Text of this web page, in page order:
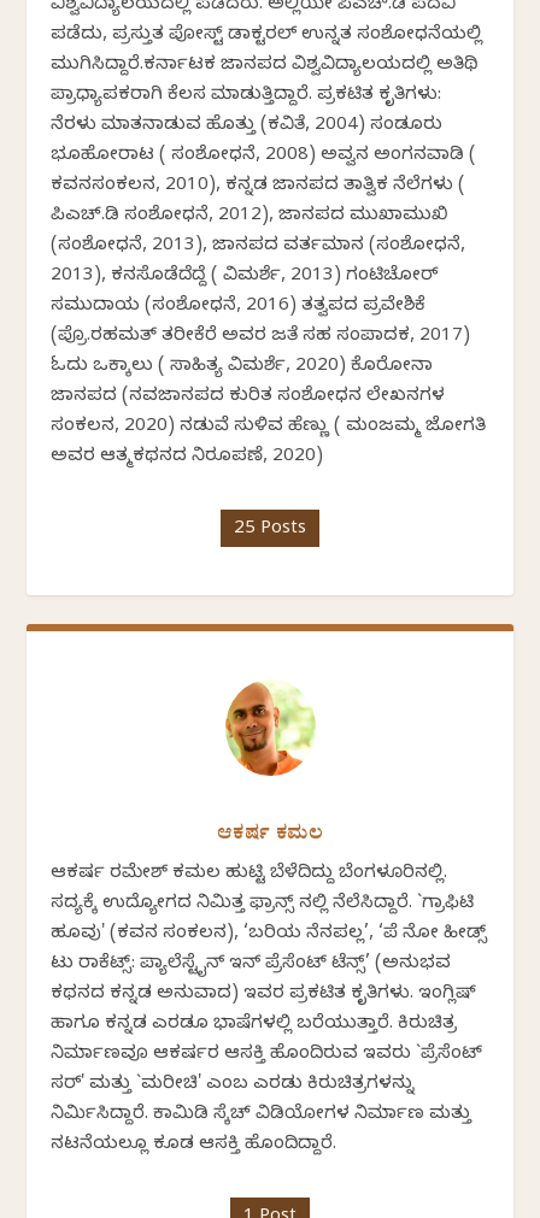
ವಿಶ್ವವಿದ್ಯಾಲಯದಲ್ಲಿ ಪಡೆದರು. ಅಲ್ಲಿಯೇ ಪಿಎಚ್.ಡಿ ಪದವಿ
ಪಡೆದು, ಪ್ರಸ್ತುತ ಪೋಸ್ಟ್ ಡಾಕ್ಟರಲ್ ಉನ್ನತ ಸಂಶೋಧನೆಯಲ್ಲಿ
ಮುಗಿಸಿದ್ದಾರೆ.ಕರ್ನಾಟಕ ಜಾನಪದ ವಿಶ್ವವಿದ್ಯಾಲಯದಲ್ಲಿ ಅತಿಥಿ
ಪ್ರಾಧ್ಯಾಪಕರಾಗಿ ಕೆಲಸ ಮಾಡುತ್ತಿದ್ದಾರೆ. ಪ್ರಕಟಿತ ಕೃತಿಗಳು:
ನೆರಳು ಮಾತನಾಡುವ ಹೊತ್ತು (ಕವಿತೆ, 2004) ಸಂಡೂರು
ಭೂಹೋರಾಟ ( ಸಂಶೋಧನೆ, 2008) ಅವ್ವನ ಅಂಗನವಾಡಿ (
ಕವನಸಂಕಲನ, 2010), ಕನ್ನಡ ಜಾನಪದ ತಾತ್ವಿಕ ನೆಲೆಗಳು (
ಪಿಎಚ್.ಡಿ ಸಂಶೋಧನೆ, 2012), ಜಾನಪದ ಮುಖಾಮುಖಿ
(ಸಂಶೋಧನೆ, 2013), ಜಾನಪದ ವರ್ತಮಾನ (ಸಂಶೋಧನೆ,
2013), ಕನಸೊಡೆದೆದ್ದೆ ( ವಿಮರ್ಶೆ, 2013) ಗಂಟಿಚೋರ್
ಸಮುದಾಯ (ಸಂಶೋಧನೆ, 2016) ತತ್ವಪದ ಪ್ರವೇಶಿಕೆ
(ಪ್ರೊ.ರಹಮತ್ ತರೀಕೆರೆ ಅವರ ಜತೆ ಸಹ ಸಂಪಾದಕ, 2017)
ಓದು ಒಕ್ಕಾಲು ( ಸಾಹಿತ್ಯ ವಿಮರ್ಶೆ, 2020) ಕೊರೋನಾ
ಜಾನಪದ (ನವಜಾನಪದ ಕುರಿತ ಸಂಶೋಧನ ಲೇಖನಗಳ
ಸಂಕಲನ, 2020) ನಡುವೆ ಸುಳಿವ ಹೆಣ್ಣು ( ಮಂಜಮ್ಮ ಜೋಗತಿ
ಅವರ ಆತ್ಮಕಥನದ ನಿರೂಪಣೆ, 2020)
25 Posts
ಆಕರ್ಷ ಕಮಲ
ಆಕರ್ಷ ರಮೇಶ್ ಕಮಲ ಹುಟ್ಟಿ ಬೆಳೆದಿದ್ದು ಬೆಂಗಳೂರಿನಲ್ಲಿ.
ಸದ್ಯಕ್ಕೆ ಉದ್ಯೋಗದ ನಿಮಿತ್ತ ಫ್ರಾನ್ಸ್ ನಲ್ಲಿ ನೆಲೆಸಿದ್ದಾರೆ. `ಗ್ರಾಫಿಟಿ
ಹೂವು' (ಕವನ ಸಂಕಲನ), ‘ಬರಿಯ ನೆನಪಲ್ಲ’, ‘ಪೆ ನೋ ಹೀಡ್ಸ್
ಟು ರಾಕೆಟ್ಸ್: ಪ್ಯಾಲೆಸ್ಟೈನ್ ಇನ್ ಪ್ರೆಸೆಂಟ್ ಟೆನ್ಸ್’ (ಅನುಭವ
ಕಥನದ ಕನ್ನಡ ಅನುವಾದ) ಇವರ ಪ್ರಕಟಿತ ಕೃತಿಗಳು. ಇಂಗ್ಲಿಷ್‌
ಹಾಗೂ ಕನ್ನಡ ಎರಡೂ ಭಾಷೆಗಳಲ್ಲಿ ಬರೆಯುತ್ತಾರೆ. ಕಿರುಚಿತ್ರ
ನಿರ್ಮಾಣವೂ ಆಕರ್ಷರ ಆಸಕ್ತಿ ಹೊಂದಿರುವ ಇವರು `ಪ್ರೆಸೆಂಟ್
ಸರ್' ಮತ್ತು `ಮರೀಚಿ' ಎಂಬ ಎರಡು ಕಿರುಚಿತ್ರಗಳನ್ನು
ನಿರ್ಮಿಸಿದ್ದಾರೆ. ಕಾಮಿಡಿ ಸ್ಕೆಚ್ ವಿಡಿಯೋಗಳ ನಿರ್ಮಾಣ ಮತ್ತು
ನಟನೆಯಲ್ಲೂ ಕೂಡ ಆಸಕ್ತಿ ಹೊಂದಿದ್ದಾರೆ.